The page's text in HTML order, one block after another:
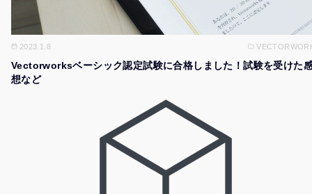
2023.1.8
Vectorworksベーシック認定試験に合格しました！試験を受けた
想など